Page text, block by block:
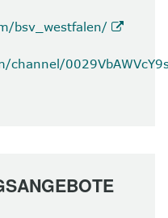
bsv_westfalen/